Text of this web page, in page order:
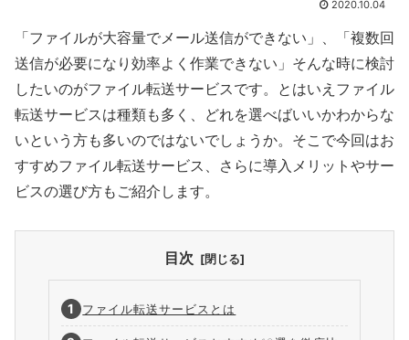
2020.10.04
「ファイルが大容量でメール送信ができない」、「複数回
送信が必要になり効率よく作業できない」そんな時に検討
したいのがファイル転送サービスです。とはいえファイル
転送サービスは種類も多く、どれを選べばいいかわからな
いという方も多いのではないでしょうか。そこで今回はお
すすめファイル転送サービス、さらに導入メリットやサー
ビスの選び方もご紹介します。
目次
ファイル転送サービスとは